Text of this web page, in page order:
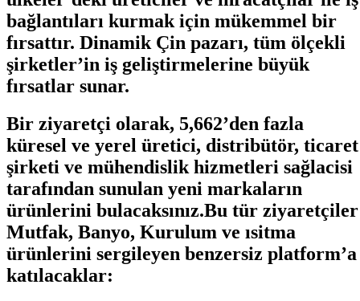
bağlantıları kurmak için mükemmel bir
fırsattır. Dinamik Çin pazarı, tüm ölçekli
şirketler’in iş geliştirmelerine büyük
fırsatlar sunar.
Bir ziyaretçi olarak, 5,662’den fazla
küresel ve yerel üretici, distribütör, ticaret
şirketi ve mühendislik hizmetleri sağlacisi
tarafından sunulan yeni markaların
ürünlerini bulacaksınız.Bu tür ziyaretçiler
Mutfak, Banyo, Kurulum ve ısitma
ürünlerini sergileyen benzersiz platform’a
katılacaklar: